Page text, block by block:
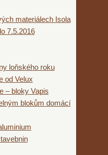
materiálech Isola
7.5.2016
loňského roku
od Velux
– bloky Vapis
blokům domácí